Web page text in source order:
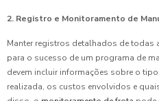
2. Registro e Monitoramento de
Manter registros detalhados de todas
para o sucesso de um programa de
devem incluir informações sobre o
realizada, os custos envolvidos e